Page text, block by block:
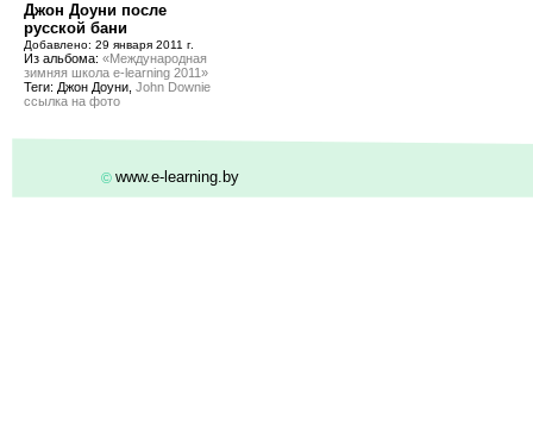
Джон Доуни после
русской бани
Добавлено: 29 января 2011 г.
Из альбома: «Международная
зимняя школа e-learning 2011»
Теги: Джон Доуни, John Downie
ссылка на фото
© www.e-learning.by